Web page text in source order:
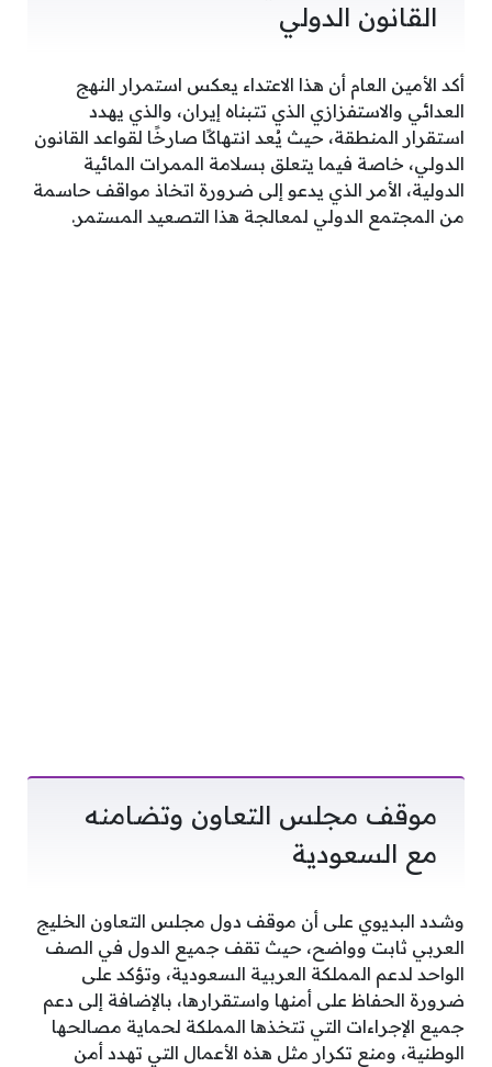
القانون الدولي
أكد الأمين العام أن هذا الاعتداء يعكس استمرار النهج
العدائي والاستفزازي الذي تتبناه إيران، والذي يهدد
استقرار المنطقة، حيث يُعد انتهاكًا صارخًا لقواعد القانون
الدولي، خاصة فيما يتعلق بسلامة الممرات المائية
الدولية، الأمر الذي يدعو إلى ضرورة اتخاذ مواقف حاسمة
من المجتمع الدولي لمعالجة هذا التصعيد المستمر.
موقف مجلس التعاون وتضامنه
مع السعودية
وشدد البديوي على أن موقف دول مجلس التعاون الخليج
العربي ثابت وواضح، حيث تقف جميع الدول في الصف
الواحد لدعم المملكة العربية السعودية، وتؤكد على
ضرورة الحفاظ على أمنها واستقرارها، بالإضافة إلى دعم
جميع الإجراءات التي تتخذها المملكة لحماية مصالحها
الوطنية، ومنع تكرار مثل هذه الأعمال التي تهدد أمن